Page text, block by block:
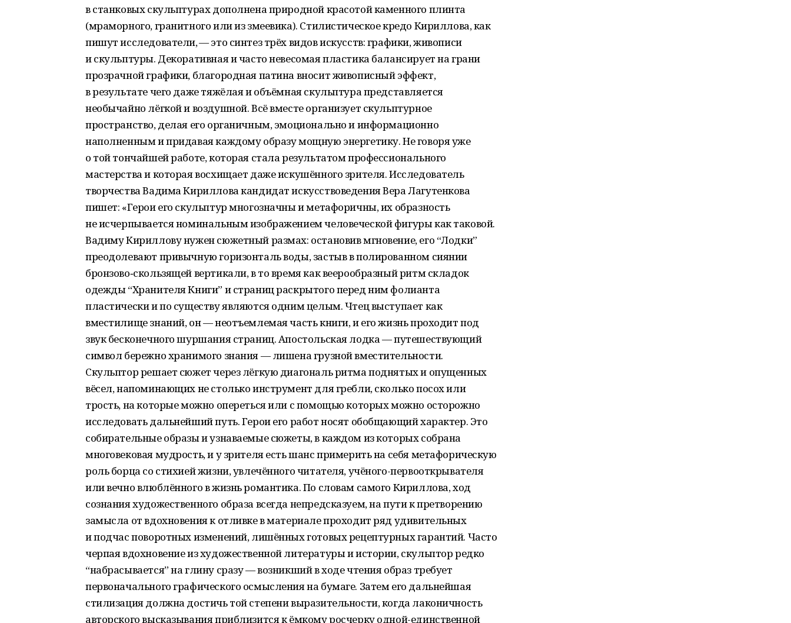
в станковых скульптурах дополнена природной красотой каменного плинта
(мраморного, гранитного или из змеевика). Стилистическое кредо Кириллова, как
пишут исследователи, — это синтез трёх видов искусств: графики, живописи
и скульптуры. Декоративная и часто невесомая пластика балансирует на грани
прозрачной графики, благородная патина вносит живописный эффект,
в результате чего даже тяжёлая и объёмная скульптура представляется
необычайно лёгкой и воздушной. Всё вместе организует скульптурное
пространство, делая его органичным, эмоционально и информационно
наполненным и придавая каждому образу мощную энергетику. Не говоря уже
о той тончайшей работе, которая стала результатом профессионального
мастерства и которая восхищает даже искушённого зрителя. Исследователь
творчества Вадима Кириллова кандидат искусствоведения Вера Лагутенкова
пишет: «Герои его скульптур многозначны и метафоричны, их образность
не исчерпывается номинальным изображением человеческой фигуры как таковой.
Вадиму Кириллову нужен сюжетный размах: остановив мгновение, его “Лодки”
преодолевают привычную горизонталь воды, застыв в полированном сиянии
бронзово‑скользящей вертикали, в то время как веерообразный ритм складок
одежды “Хранителя Книги” и страниц раскрытого перед ним фолианта
пластически и по существу являются одним целым. Чтец выступает как
вместилище знаний, он — неотъемлемая часть книги, и его жизнь проходит под
звук бесконечного шуршания страниц. Апостольская лодка — путешествующий
символ бережно хранимого знания — лишена грузной вместительности.
Скульптор решает сюжет через лёгкую диагональ ритма поднятых и опущенных
вёсел, напоминающих не столько инструмент для гребли, сколько посох или
трость, на которые можно опереться или с помощью которых можно осторожно
исследовать дальнейший путь. Герои его работ носят обобщающий характер. Это
собирательные образы и узнаваемые сюжеты, в каждом из которых собрана
многовековая мудрость, и у зрителя есть шанс примерить на себя метафорическую
роль борца со стихией жизни, увлечённого читателя, учёного-первооткрывателя
или вечно влюблённого в жизнь романтика. По словам самого Кириллова, ход
сознания художественного образа всегда непредсказуем, на пути к претворению
замысла от вдохновения к отливке в материале проходит ряд удивительных
и подчас поворотных изменений, лишённых готовых рецептурных гарантий. Часто
черпая вдохновение из художественной литературы и истории, скульптор редко
“набрасывается” на глину сразу — возникший в ходе чтения образ требует
первоначального графического осмысления на бумаге. Затем его дальнейшая
стилизация должна достичь той степени выразительности, когда лаконичность
авторского высказывания приблизится к ёмкому росчерку одной-единственной